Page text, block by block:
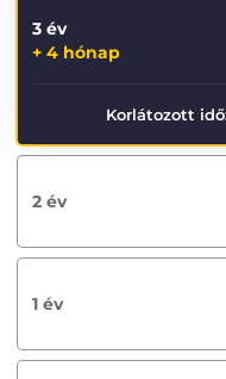
3 év
+ 4 hónap
Korlátozott
2 év
1 év